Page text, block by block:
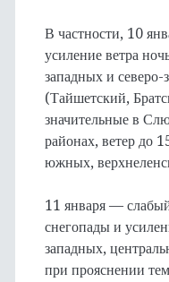
В частности, 10
усиление ветра
западных и
(Тайшетский,
значительные в
районах, ветер до
южных,
11 января —
снегопады и
западных,
при прояснении